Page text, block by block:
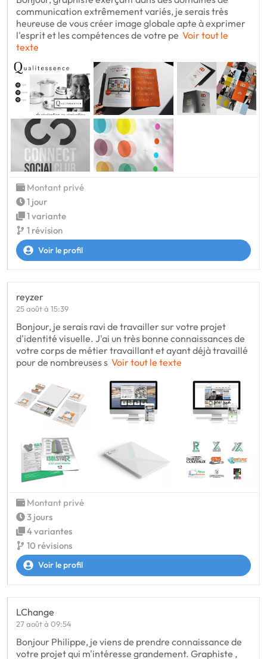
communication extrêmement variés, je serais très
heureuse de vous créer image globale apte à exprimer
l'esprit et les compétences de votre pe Voir tout le
texte
Montant privé
1 jour
1 variante
1 révision
Voir le profil
reyzer
25 août à 15:39
Bonjour, je serais ravi de travailler sur votre projet
d'identité visuelle. J'ai un très bonne connaissances de
votre corps de métier travaillant et ayant déjà travaillé
pour de nombreuses s Voir tout le texte
Montant privé
3 jours
4 variantes
10 révisions
Voir le profil
LChange
27 août à 09:54
Bonjour Philippe, je viens de prendre connaissance de
votre projet qui m'intéresse grandement. Graphiste ,